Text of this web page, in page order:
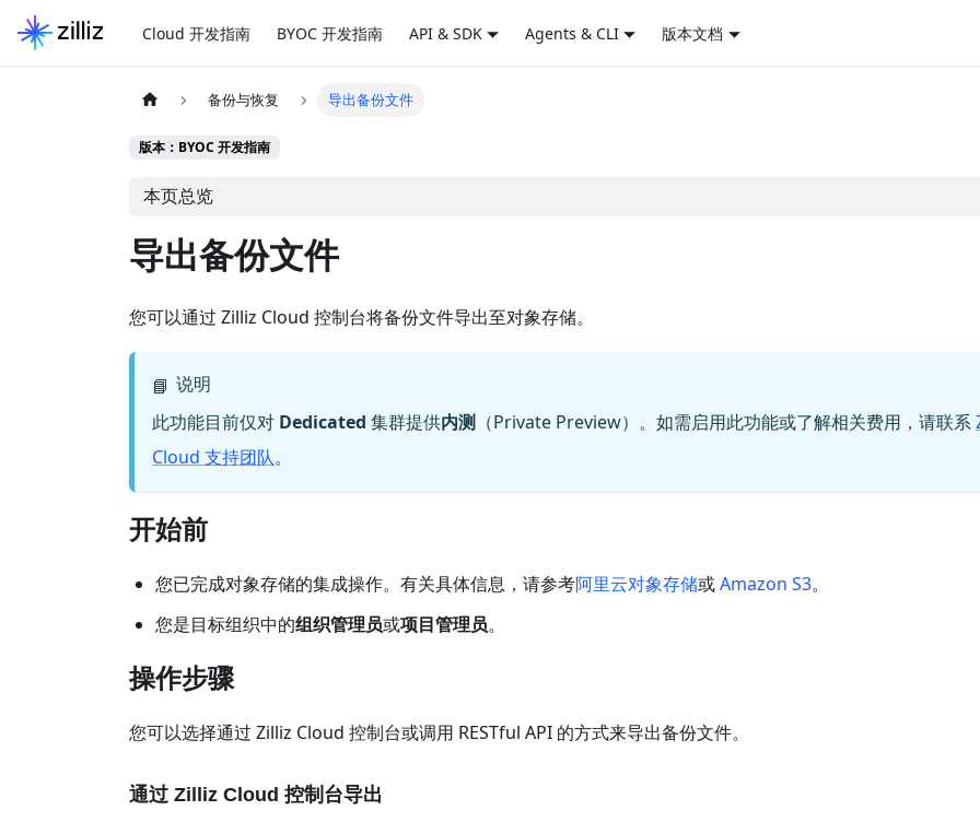
Cloud 开发指南 BYOC 开发指南 API & SDK Agents & CLI 版本文档
备份与恢复 导出备份文件
版本：BYOC 开发指南
本页总览
导出备份文件
您可以通过 Zilliz Cloud 控制台将备份文件导出至对象存储。
📘 说明
此功能目前仅对 Dedicated 集群提供内测 （Private Preview）。如需启用此功能或了解相关费用，请联系
Cloud 支持团队。
开始前
您已完成对象存储的集成操作。有关具体信息，请参考阿里云对象存储或Amazon S3。
您是目标组织中的组织管理员或项目管理员。
操作步骤
您可以选择通过 Zilliz Cloud 控制台或调用 RESTful API 的方式来导出备份文件。
通过 Zilliz Cloud 控制台导出